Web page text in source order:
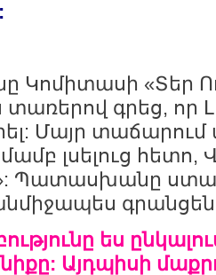
Կոմիտասի «Տեր
տառերով գրեց, որ
Մայր
լսելուց հետո,
Պատասխանը
ես
Այդպիսի